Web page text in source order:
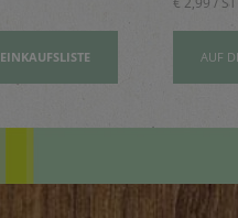
EINKAUFSLISTE AUF